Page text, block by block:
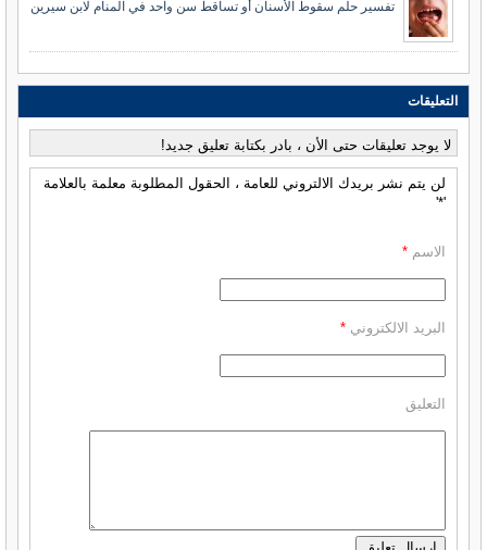
تفسير حلم سقوط الأسنان أو تساقط سن واحد في المنام لابن سيرين
التعليقات
لا يوجد تعليقات حتى الأن ، بادر بكتابة تعليق جديد!
لن يتم نشر بريدك الالتروني للعامة ، الحقول المطلوبة معلمة بالعلامة
'*'
الاسم *
البريد الالكتروني *
التعليق